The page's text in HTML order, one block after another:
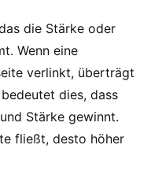
die Stärke oder
Wenn eine
verlinkt, überträgt
dies, dass
Stärke gewinnt.
fließt, desto höher